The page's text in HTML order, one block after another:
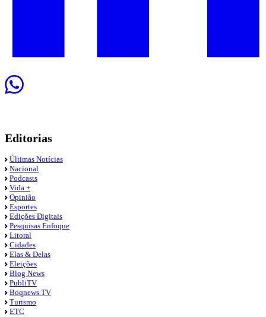
Editorias
Últimas Notícias
Nacional
Podcasts
Vida +
Opinião
Esportes
Edições Digitais
Pesquisas Enfoque
Litoral
Cidades
Elas & Delas
Eleições
Blog News
PubliTV
Boqnews TV
Turismo
ETC